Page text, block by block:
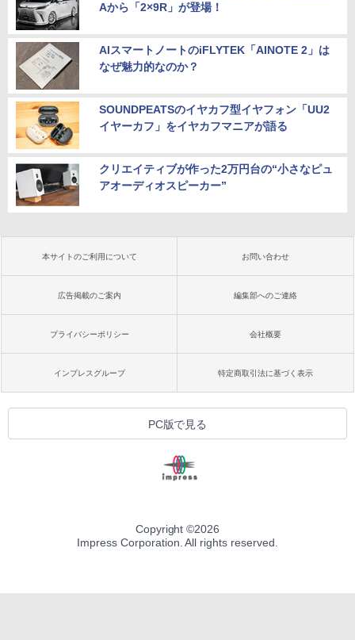
Aから「2×9R」が登場！
AIスマートノートのiFLYTEK「AINOTE 2」は
なぜ魅力的なのか？
SOUNDPEATSのイヤカフ型イヤフォン「UU2
イヤーカフ」をイヤカフマニアが語る
クリエイティブが作った2万円台の“小さなピュ
アオーディオスピーカー”
本サイトのご利用について お問い合わせ
広告掲載のご案内 編集部へのご連絡
プライバシーポリシー 会社概要
インプレスグループ 特定商取引法に基づく表示
PC版で見る
Copyright ©2026
Impress Corporation. All rights reserved.